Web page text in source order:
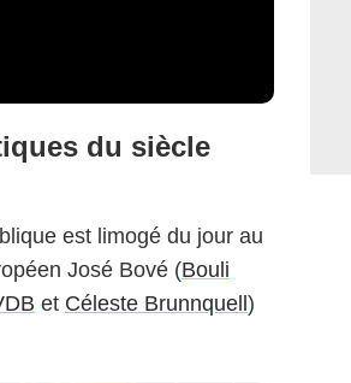
du siècle
est limogé du jour au
José Bové (Bouli
et Céleste Brunnquell )